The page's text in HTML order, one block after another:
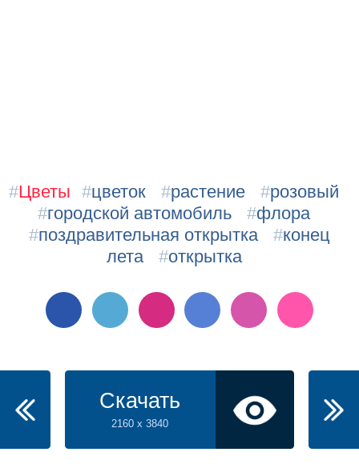
#Цветы #цветок #растение #розовый
#городской автомобиль #флора
#поздравительная открытка #конец
лета
#открытка
Скачать
2160 x 3840